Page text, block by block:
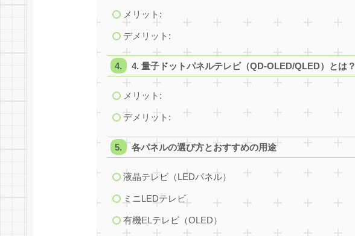
メリット:
デメリット:
4. 量子ドットパネルテレビ（QD-OLED/QLED）とは？
メリット:
デメリット:
各パネルの選び方とおすすめの用途
液晶テレビ（LEDパネル）
ミニLEDテレビ
有機ELテレビ（OLED）